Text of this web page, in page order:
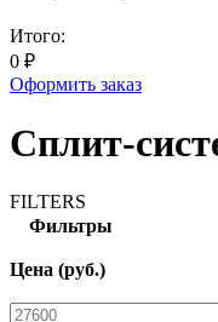
Итого:
0 ₽
Оформить заказ
Сплит-
FILTERS
Фильтры
Цена (руб.)